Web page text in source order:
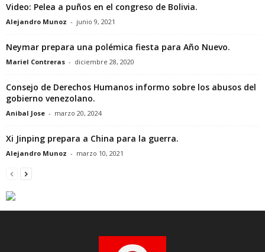
Video: Pelea a puños en el congreso de Bolivia.
Alejandro Munoz - junio 9, 2021
Neymar prepara una polémica fiesta para Año Nuevo.
Mariel Contreras - diciembre 28, 2020
Consejo de Derechos Humanos informo sobre los abusos del
gobierno venezolano.
Anibal Jose - marzo 20, 2024
Xi Jinping prepara a China para la guerra.
Alejandro Munoz - marzo 10, 2021